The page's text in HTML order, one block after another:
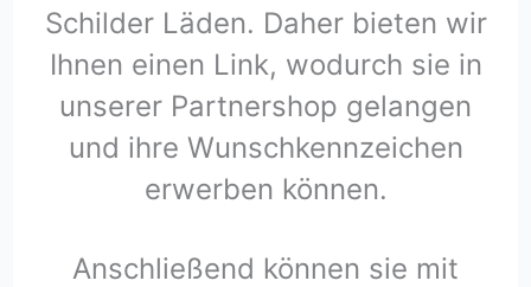
Schilder Läden. Daher bieten wir
Ihnen einen Link, wodurch sie in
unserer Partnershop gelangen
und ihre Wunschkennzeichen
erwerben können.
Anschließend können sie mit